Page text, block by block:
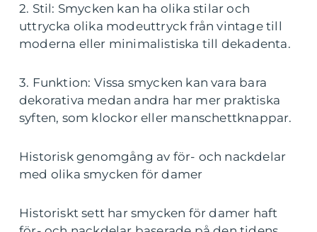
2. Stil: Smycken kan ha olika stilar och
uttrycka olika modeuttryck från vintage till
moderna eller minimalistiska till dekadenta.
3. Funktion: Vissa smycken kan vara bara
dekorativa medan andra har mer praktiska
syften, som klockor eller manschettknappar.
Historisk genomgång av för- och nackdelar
med olika smycken för damer
Historiskt sett har smycken för damer haft